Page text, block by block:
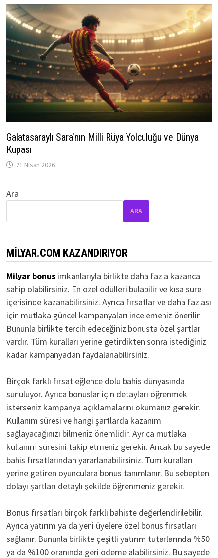
Galatasaraylı Sara’nın Milli Rüya Yolculuğu ve Dünya
Kupası
21 Nisan 2026
Ara
ARA
MILYAR.COM KAZANDIRIYOR
Milyar bonus imkanlarıyla birlikte daha fazla kazanca
sahip olabilirsiniz. En özel ödülleri bulabilir ve kısa süre
içerisinde kazanabilirsiniz. Ayrıca fırsatlar ve daha fazlası
için mutlaka güncel kampanyaları incelemeniz önerilir.
Bununla birlikte tercih edeceğiniz bonusta özel şartlar
vardır. Tüm kuralları yerine getirdikten sonra istediğiniz
kadar kampanyadan faydalanabilirsiniz.
Birçok farklı fırsat eğlence dolu bahis dünyasında
sunuluyor. Ayrıca bonuslar için detayları öğrenmek
isterseniz kampanya açıklamalarını okumanız gerekir.
Kullanım süresi ve hangi şartlarda kazanım
sağlayacağınızı bilmeniz önemlidir. Ayrıca mutlaka
kullanım süresini takip etmeniz gerekir. Ancak bu sayede
bahis fırsatlarından yararlanabilirsiniz. Tüm kuralları
yerine getiren oyunculara bonus tanımlanır. Bu sebepten
dolayı şartları detaylı şekilde öğrenmeniz gerekir.
Bonus fırsatları birçok farklı bahiste değerlendirilebilir.
Ayrıca yatırım ya da yeni üyelere özel bonus fırsatları
sağlanır. Bununla birlikte çeşitli yatırım tutarlarında %50
ya da %100 oranında geri ödeme alabilirsiniz. Bu sayede